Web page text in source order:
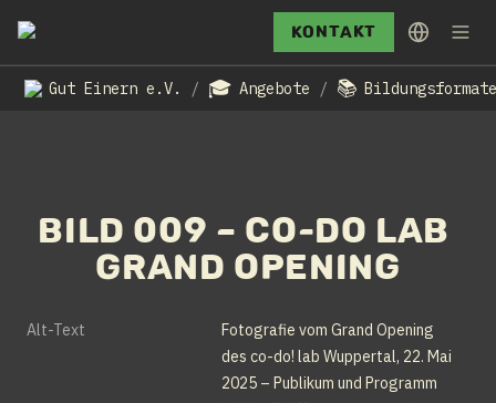
Kontakt
Gut Einern e.V. / 🎓 Angebote / 📚 Bildungsformate
Bild 009 – Co-Do Lab
Grand Opening
Alt-Text
Fotografie vom Grand Opening
des co-do! lab Wuppertal, 22. Mai
2025 – Publikum und Programm